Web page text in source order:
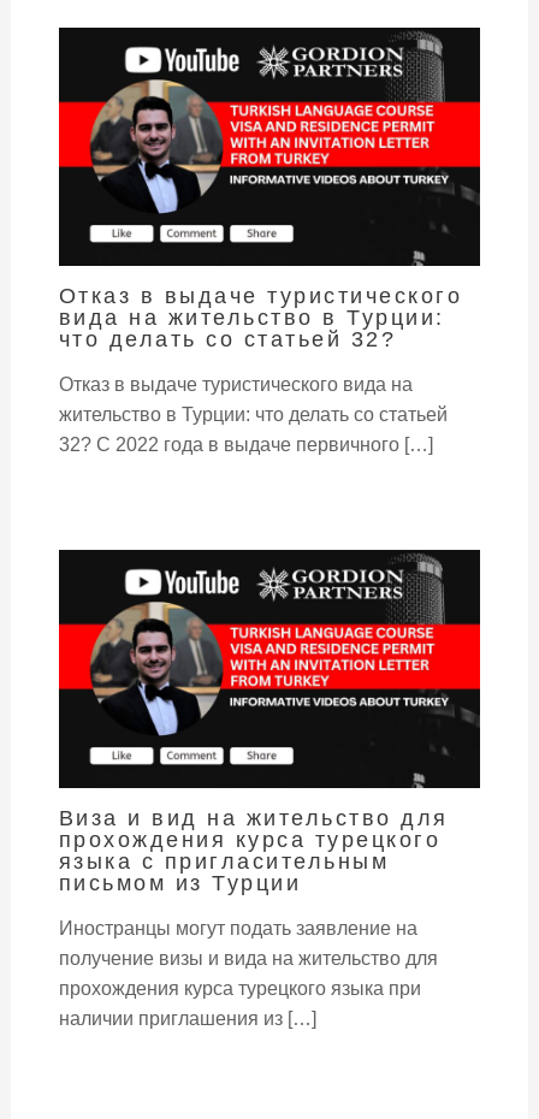
Отказ в выдаче туристического
вида на жительство в Турции:
что делать со статьей 32?
Отказ в выдаче туристического вида на
жительство в Турции: что делать со статьей
32? С 2022 года в выдаче первичного […]
Виза и вид на жительство для
прохождения курса турецкого
языка с пригласительным
письмом из Турции
Иностранцы могут подать заявление на
получение визы и вида на жительство для
прохождения курса турецкого языка при
наличии приглашения из […]